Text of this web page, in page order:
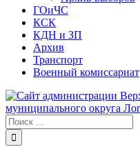
ГОиЧС
КСК
КДН и ЗП
Архив
Транспорт
Военный комиссариат
Результат
поиска: